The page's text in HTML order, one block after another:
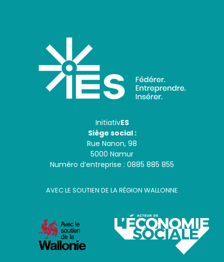
InitiativES
Siège social :
Rue Nanon, 98
5000 Namur
Numéro d’entreprise : 0885 885 855
AVEC LE SOUTIEN DE LA RÉGION WALLONNE